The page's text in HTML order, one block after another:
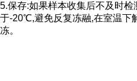
5.保存:如果样本收集后不及时
于-20℃,避免反复冻融,在室温下
冻。